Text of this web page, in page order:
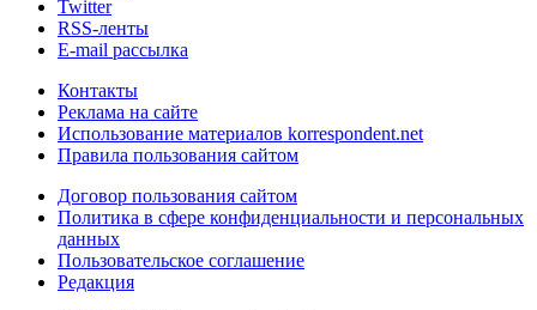
Twitter
RSS-ленты
E-mail рассылка
Контакты
Реклама на сайте
Использование материалов korrespondent.net
Правила пользования сайтом
Договор пользования сайтом
Политика в сфере конфиденциальности и персональных
данных
Пользовательское соглашение
Редакция